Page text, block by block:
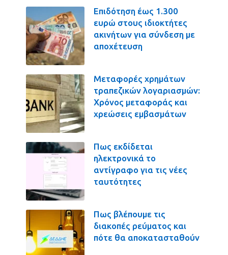
Επιδότηση έως 1.300
ευρώ στους ιδιοκτήτες
ακινήτων για σύνδεση με
αποχέτευση
Μεταφορές χρημάτων
τραπεζικών λογαριασμών:
Χρόνος μεταφοράς και
χρεώσεις εμβασμάτων
Πως εκδίδεται
ηλεκτρονικά το
αντίγραφο για τις νέες
ταυτότητες
Πως βλέπουμε τις
διακοπές ρεύματος και
πότε θα αποκατασταθούν